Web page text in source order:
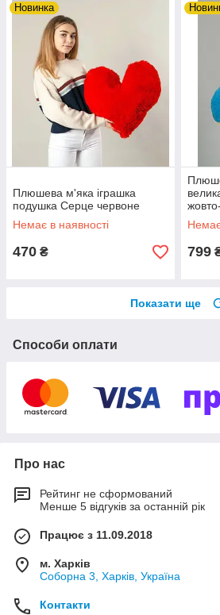
Новинка
Плюшева м'яка іграшка
подушка Серце червоне
Немає в наявності
470 ₴ 799
Показати ще
Способи оплати
Про нас
Рейтинг не сформований
Менше 5 відгуків за останній рік
Працює з 11.09.2018
м. Харків
Соборна 3, Харків, Україна
Контакти